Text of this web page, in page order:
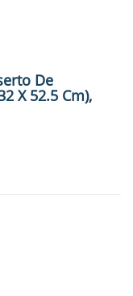
De
X 52.5 Cm),